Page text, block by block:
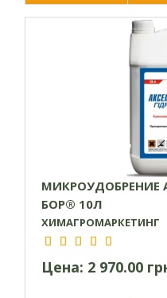
МИКРОУДОБРЕНИЕ
БОР® 10Л
ХИМАГРОМАРКЕТИНГ
Цена: 2 970.00